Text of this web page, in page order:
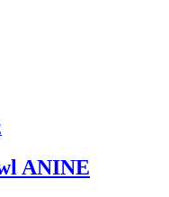
ANINE